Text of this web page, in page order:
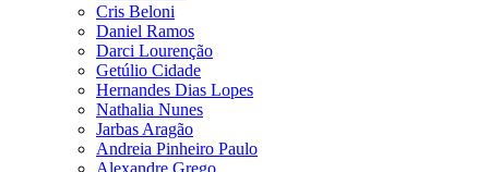
Cris Beloni
Daniel Ramos
Darci Lourenção
Getúlio Cidade
Hernandes Dias Lopes
Nathalia Nunes
Jarbas Aragão
Andreia Pinheiro Paulo
Alexandre Grego